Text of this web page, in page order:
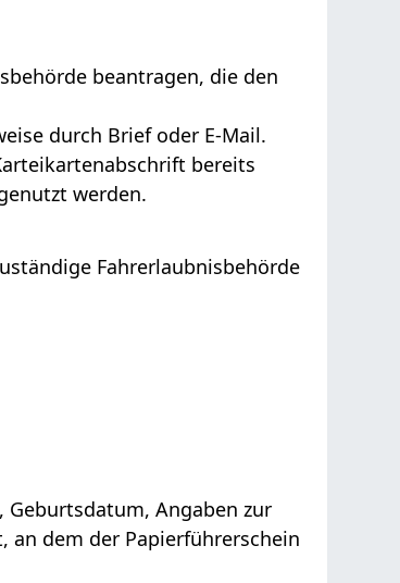
beantragen, die den
durch Brief oder E-Mail.
bereits
werden.
Fahrerlaubnisbehörde
Geburtsdatum, Angaben zur
an dem der Papierführerschein